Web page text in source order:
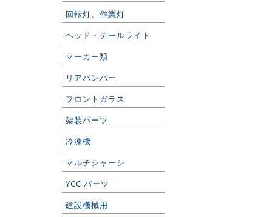
回転灯、作業灯
ヘッド・テールライト
マーカー類
リアバンパー
フロントガラス
架装パーツ
冷凍機
マルチシャーシ
YCC パーツ
建設機械用